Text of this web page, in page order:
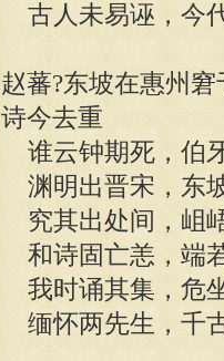
古人未易诬，今
赵蕃?东坡在惠州
诗今去重
谁云钟期死，伯
渊明出晋宋，东
究其出处间，岨
和诗固亡恙，端
我时诵其集，危
缅怀两先生，千